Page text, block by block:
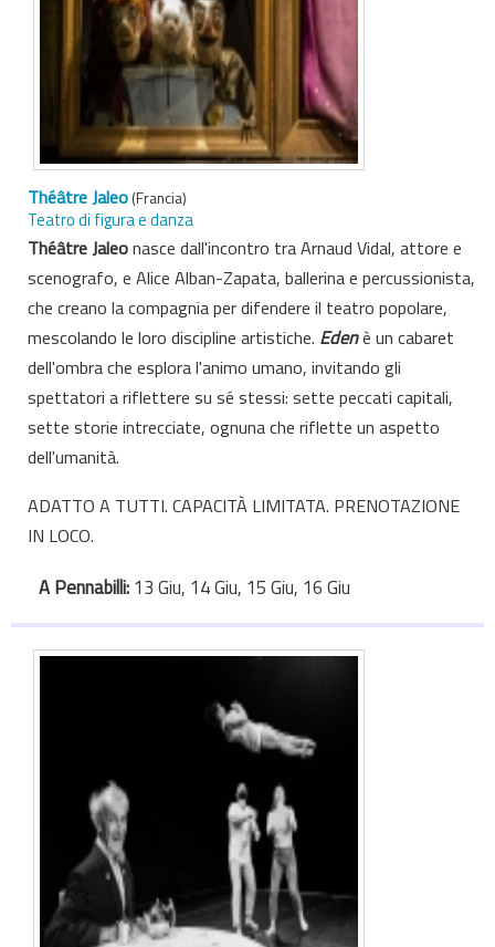
Théâtre Jaleo(Francia)
Teatro di figura e danza
Théâtre Jaleonasce dall'incontro tra Arnaud Vidal, attore e
scenografo, e Alice Alban-Zapata, ballerina e percussionista,
che creano la compagnia per difendere il teatro popolare,
mescolando le loro discipline artistiche. Edenè un cabaret
dell'ombra che esplora l'animo umano, invitando gli
spettatori a riflettere su sé stessi: sette peccati capitali,
sette storie intrecciate, ognuna che riflette un aspetto
dell'umanità.
ADATTO A TUTTI. ​CAPACITÀ LIMITATA. PRENOTAZIONE
IN LOCO.
A Pennabilli: 13 Giu, 14 Giu, 15 Giu, 16 Giu